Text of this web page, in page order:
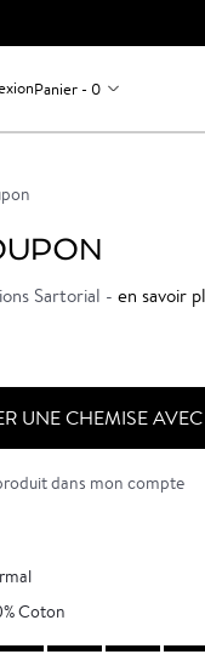
Panier - 0
Sartorial - en savoir
UNE CHEMISE
dans mon compte
Coton